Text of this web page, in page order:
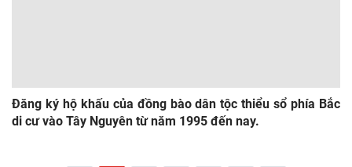
Đăng ký hộ khấu của đồng bào dân tộc thiểu sổ phía Bắc
di cư vào Tây Nguyên từ năm 1995 đến nay.